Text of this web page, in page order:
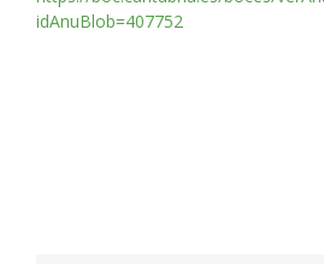
idAnuBlob=407752